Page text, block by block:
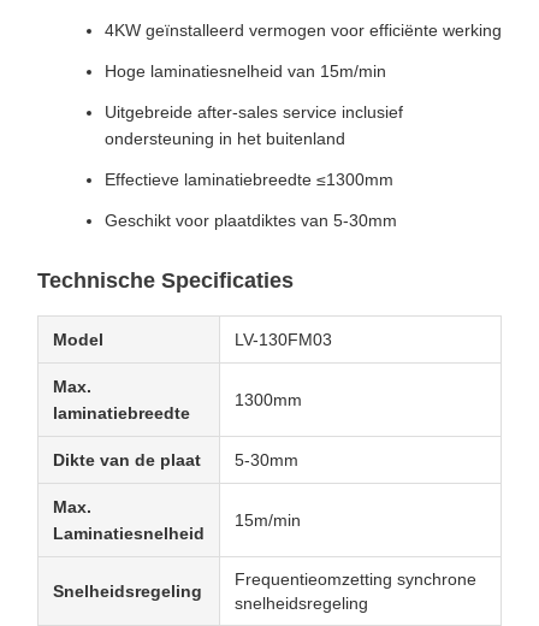
4KW geïnstalleerd vermogen voor efficiënte werking
Hoge laminatiesnelheid van 15m/min
Uitgebreide after-sales service inclusief
ondersteuning in het buitenland
Effectieve laminatiebreedte ≤1300mm
Geschikt voor plaatdiktes van 5-30mm
Technische Specificaties
Model LV-130FM03
Max.
laminatiebreedte
1300mm
Dikte van de plaat 5-30mm
Max.
Laminatiesnelheid
15m/min
Snelheidsregeling
Frequentieomzetting synchrone
snelheidsregeling